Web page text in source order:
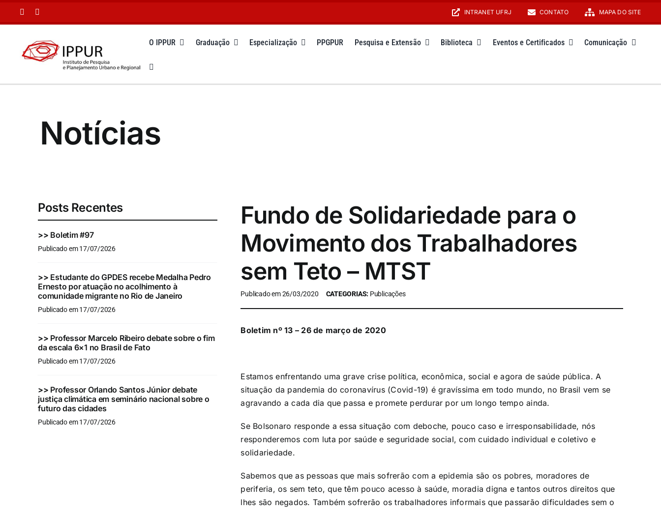
conteúdo
INTRANET UFRJ CONTATO MAPA DO SITE
O IPPUR Graduação Especialização PPGPUR Pesquisa e Extensão Biblioteca Eventos e Certificados Comunicação
Notícias
Posts Recentes
>> Boletim #97
Publicado em 17/07/2026
>> Estudante do GPDES recebe Medalha Pedro
Ernesto por atuação no acolhimento à
comunidade migrante no Rio de Janeiro
Publicado em 17/07/2026
>> Professor Marcelo Ribeiro debate sobre o fim
da escala 6×1 no Brasil de Fato
Publicado em 17/07/2026
>> Professor Orlando Santos Júnior debate
justiça climática em seminário nacional sobre o
futuro das cidades
Publicado em 17/07/2026
Fundo de Solidariedade para o
Movimento dos Trabalhadores
sem Teto – MTST
Publicado em 26/03/2020 CATEGORIAS: Publicações
Boletim nº 13 – 26 de março de 2020
Estamos enfrentando uma grave crise política, econômica, social e agora de saúde pública. A
situação da pandemia do coronavírus (Covid-19) é gravíssima em todo mundo, no Brasil vem se
agravando a cada dia que passa e promete perdurar por um longo tempo ainda.
Se Bolsonaro responde a essa situação com deboche, pouco caso e irresponsabilidade, nós
responderemos com luta por saúde e seguridade social, com cuidado individual e coletivo e
solidariedade.
Sabemos que as pessoas que mais sofrerão com a epidemia são os pobres, moradores de
periferia, os sem teto, que têm pouco acesso à saúde, moradia digna e tantos outros direitos que
lhes são negados. Também sofrerão os trabalhadores informais que passarão dificuldades sem o